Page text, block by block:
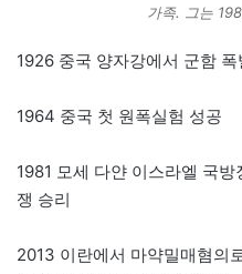
가족. 그는
1926 중국 양자강에서 군함 폭
1964 중국 첫 원폭실험 성공
1981 모세 다얀 이스라엘 국
쟁 승리
2013 이란에서 마약밀매혐의